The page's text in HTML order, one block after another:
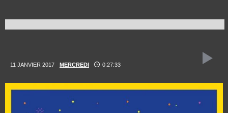
11 JANVIER 2017 MERCREDI 0:27:33